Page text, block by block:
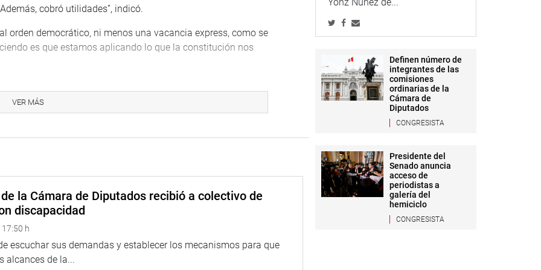
cobró utilidades”, indicó.
orden democrático, ni menos una vacancia express, como se
es que estamos aplicando lo que la constitución nos
nunca la teoría del hecho a la realidad se ha cumplido en
Poder Ejecutivo, refirió.
son auto incriminatorios. Hay muchas preguntas que
muchas cuentas y dinero, no sabe lo que pasa en su cuenta
que los fundamentos de la economía peruana son muy
podemos salir adelante, pero hace falta decisión,
decisivo”, sostuvo.
la nación, por haber incurrido en la causal de incapacidad
la menor intención de ocultar nada. Ahora sabemos
VER MÁS
la Cámara de Diputados recibió a colectivo de
discapacidad
h
escuchar sus demandas y establecer los mecanismos para que
alcances de la...
Definen número de
integrantes de las
comisiones
ordinarias de la
Cámara de
Diputados
CONGRESISTA
Presidente del
Senado anuncia
acceso de
periodistas a
galería del
hemiciclo
CONGRESISTA